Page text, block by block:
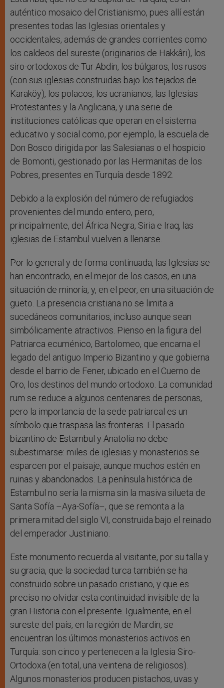
auténtico mosaico del Cristianismo, pues allí están
presentes todas las Iglesias orientales y
occidentales, además de grandes corrientes como
los caldeos del sureste (originarios de Hakkâri), los
siro-ortodoxos de Tur Abdin, los búlgaros, los rusos
(con sus iglesias construidas bajo los tejados de
Karaköy), los polacos, los ucranianos, las Iglesias
Protestantes y la Anglicana, y una serie de
instituciones católicas que operan en el sistema
educativo y social como, por ejemplo, la escuela de
Don Bosco dirigida por las Salesianas o el hospicio
de Bomonti, gestionado por las Hermanitas de los
Pobres, presentes en Turquía desde 1892.
Debido a la explosión del número de refugiados
provenientes del mundo entero, pero,
principalmente, del África Negra, Siria e Iraq, las
iglesias de Estambul vuelven a llenarse.
Por lo general y de forma continuada, las Iglesias se
han encontrado, en el mejor de los casos, en una
situación de minoría, y, en el peor, en una situación de
gueto. La presencia cristiana no se limita a
sucedáneos comunitarios, incluso aunque sean
simbólicamente atractivos. Pienso en la figura del
Patriarca ecuménico, Bartolomeo, que encarna el
legado del antiguo Imperio Bizantino y que gobierna
desde el barrio de Fener, ubicado en el Cuerno de
Oro, los destinos del mundo ortodoxo. La comunidad
rum se reduce a algunos centenares de personas,
pero la importancia de la sede patriarcal es un
símbolo que traspasa las fronteras. El pasado
bizantino de Estambul y Anatolia no debe
subestimarse: miles de iglesias y monasterios se
esparcen por el paisaje, aunque muchos estén en
ruinas y abandonados. La península histórica de
Estambul no sería la misma sin la masiva silueta de
Santa Sofía –Aya-Sofía–, que se remonta a la
primera mitad del siglo VI, construida bajo el reinado
del emperador Justiniano.
Este monumento recuerda al visitante, por su talla y
su gracia, que la sociedad turca también se ha
construido sobre un pasado cristiano, y que es
preciso no olvidar esta continuidad invisible de la
gran Historia con el presente. Igualmente, en el
sureste del país, en la región de Mardin, se
encuentran los últimos monasterios activos en
Turquía: son cinco y pertenecen a la Iglesia Siro-
Ortodoxa (en total, una veintena de religiosos).
Algunos monasterios producen pistachos, uvas y